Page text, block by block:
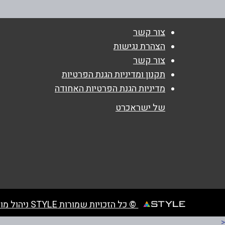
צור קשר
הצהרת נגישות
צור קשר
תקנון ומדיניות הגנת הפרטיות
מדיניות הגנת הפרטיות האחודה
של ישראכרט
© כל הזכויות שמורות STYLE ניהול מועדוני לקוחות
<